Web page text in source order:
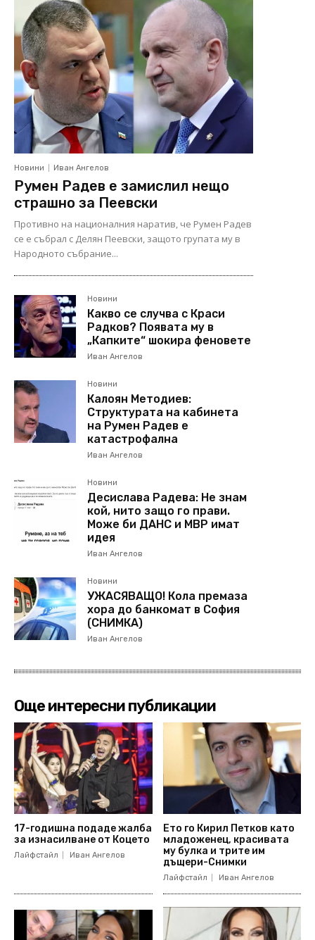
Новини Иван Ангелов
Румен Радев е замислил нещо
страшно за Пеевски
Противно на националния наратив, че Румен Радев
се е събрал с Делян Пеевски, защото групата му в
Народното събрание...
Новини
Какво се случва с Краси
Радков? Появата му в
„Капките“ шокира феновете
Иван Ангелов
Новини
Калоян Методиев:
Структурата на кабинета
на Румен Радев е
катастрофална
Иван Ангелов
Новини
Десислава Радева: Не знам
кой, нито защо го прави.
Може би ДАНС и МВР имат
идея
Иван Ангелов
Новини
УЖАСЯВАЩО! Кола премаза
хора до банкомат в София
(СНИМКА)
Иван Ангелов
Още интересни публикации
17-годишна подаде жалба
за изнасилване от Коцето
Лайфстайл Иван Ангелов
Ето го Кирил Петков като
младоженец, красивата
му булка и трите им
дъщери-Снимки
Лайфстайл Иван Ангелов